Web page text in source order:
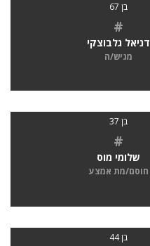
בן 67
#
דניאל גלבוצקי
מגיש/ה
בן 37
#
שלומי מוס
חוסם/מת אמצע
בן 44